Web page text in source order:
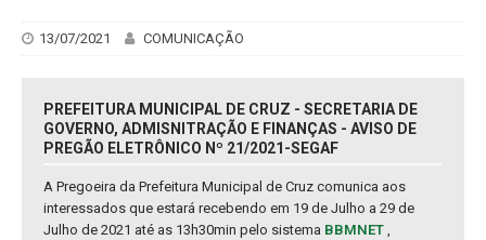
13/07/2021 COMUNICAÇÃO
PREFEITURA MUNICIPAL DE CRUZ - SECRETARIA DE
GOVERNO, ADMISNITRAÇÃO E FINANÇAS - AVISO DE
PREGÃO ELETRÔNICO Nº 21/2021-SEGAF
A Pregoeira da Prefeitura Municipal de Cruz comunica aos
interessados que estará recebendo em 19 de Julho a 29 de
Julho de 2021 até as 13h30min pelo sistema BBMNET ,